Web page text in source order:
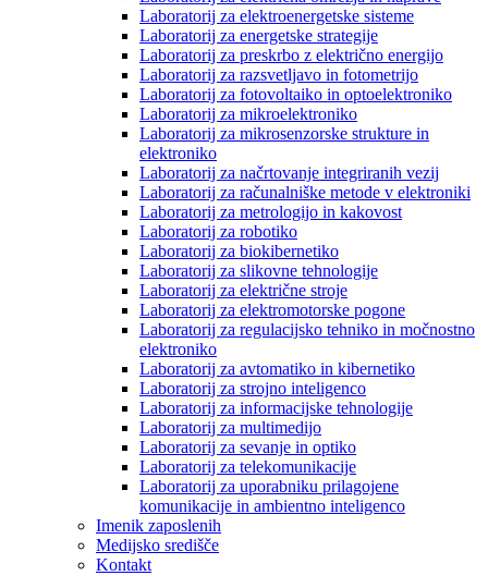
Laboratorij za elektroenergetske sisteme
Laboratorij za energetske strategije
Laboratorij za preskrbo z električno energijo
Laboratorij za razsvetljavo in fotometrijo
Laboratorij za fotovoltaiko in optoelektroniko
Laboratorij za mikroelektroniko
Laboratorij za mikrosenzorske strukture in
elektroniko
Laboratorij za načrtovanje integriranih vezij
Laboratorij za računalniške metode v elektroniki
Laboratorij za metrologijo in kakovost
Laboratorij za robotiko
Laboratorij za biokibernetiko
Laboratorij za slikovne tehnologije
Laboratorij za električne stroje
Laboratorij za elektromotorske pogone
Laboratorij za regulacijsko tehniko in močnostno
elektroniko
Laboratorij za avtomatiko in kibernetiko
Laboratorij za strojno inteligenco
Laboratorij za informacijske tehnologije
Laboratorij za multimedijo
Laboratorij za sevanje in optiko
Laboratorij za telekomunikacije
Laboratorij za uporabniku prilagojene
komunikacije in ambientno inteligenco
Imenik zaposlenih
Medijsko središče
Kontakt